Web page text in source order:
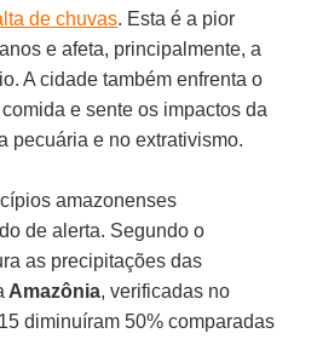
de chuvas. Esta é a pior
e afeta, principalmente, a
A cidade também enfrenta o
e sente os impactos da
pecuária e no extrativismo.
amazonenses
de alerta. Segundo o
as precipitações das
Amazônia, verificadas no
diminuíram 50% comparadas